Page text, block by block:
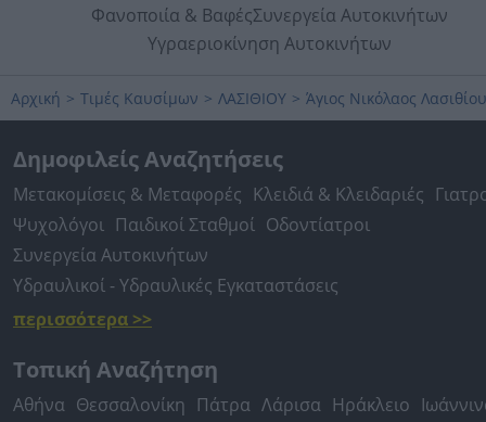
Φανοποιία & ΒαφέςΣυνεργεία Αυτοκινήτων
Υγραεριοκίνηση Αυτοκινήτων
Αρχική > Τιμές Καυσίμων > ΛΑΣΙΘΙΟΥ > Άγιος Νικόλαος Λασιθίου
Δημοφιλείς Αναζητήσεις
Μετακομίσεις & Μεταφορές Κλειδιά & Κλειδαριές
Ψυχολόγοι Παιδικοί Σταθμοί Οδοντίατροι
Συνεργεία Αυτοκινήτων
Υδραυλικοί - Υδραυλικές Εγκαταστάσεις
περισσότερα >>
Τοπική Αναζήτηση
Αθήνα Θεσσαλονίκη Πάτρα Λάρισα Ηράκλειο